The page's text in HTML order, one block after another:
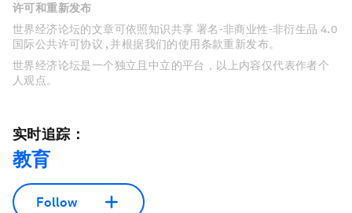
许可和重新发布
世界经济论坛的文章可依照知识共享 署名-非商业性-非衍生品 4.0
国际公共许可协议 , 并根据我们的使用条款重新发布。
世界经济论坛是一个独立且中立的平台，以上内容仅代表作者个
人观点。
实时追踪：
教育
Follow